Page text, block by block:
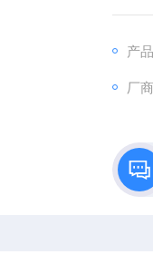
产
厂